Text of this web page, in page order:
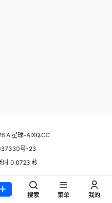
AI星球-AIXQ.CC
号-23
时 0.0723 秒
搜索 菜单 我的